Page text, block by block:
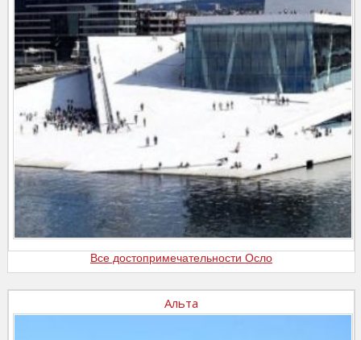
Все достопримечательности Осло
Альта